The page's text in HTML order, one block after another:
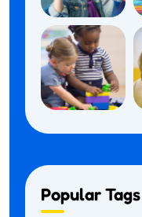
Popular Tags